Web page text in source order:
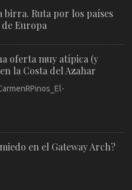
birra. Ruta por los países
Europa
oferta muy atípica (y
la Costa del Azahar
en el Gateway Arch?